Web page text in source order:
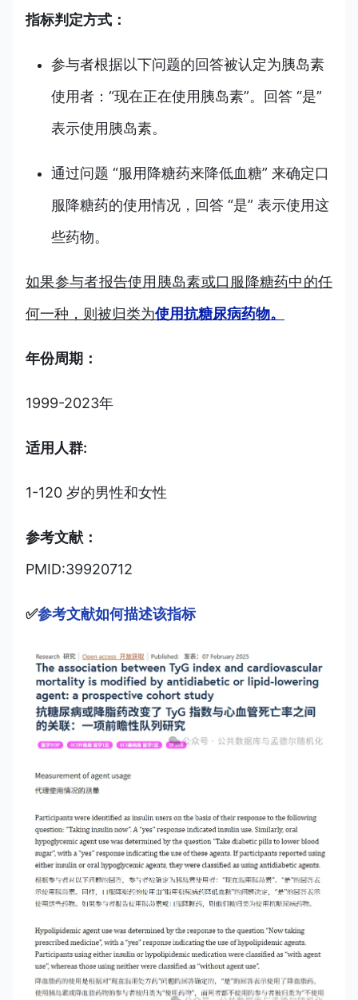
指标判定方式：
参与者根据以下问题的回答被认定为胰岛素
使用者：“现在正在使用胰岛素”。回答 “是”
表示使用胰岛素。
通过问题 “服用降糖药来降低血糖” 来确定口
服降糖药的使用情况，回答 “是” 表示使用这
些药物。
如果参与者报告使用胰岛素或口服降糖药中的任
何一种，则被归类为使用抗糖尿病药物。
年份周期：
1999-2023年
适用人群:
1-120 岁的男性和女性
参考文献：
PMID:39920712
✅参考文献如何描述该指标